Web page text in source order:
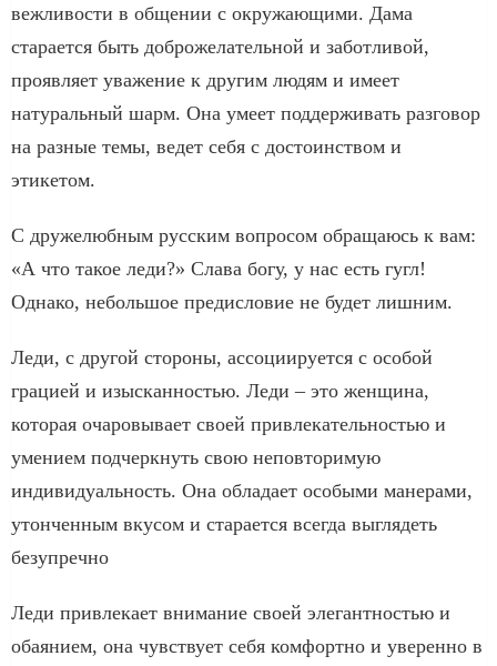
вежливости в общении с окружающими. Дама
старается быть доброжелательной и заботливой,
проявляет уважение к другим людям и имеет
натуральный шарм. Она умеет поддерживать разговор
на разные темы, ведет себя с достоинством и
этикетом.
С дружелюбным русским вопросом обращаюсь к вам:
«А что такое леди?» Слава богу, у нас есть гугл!
Однако, небольшое предисловие не будет лишним.
Леди, с другой стороны, ассоциируется с особой
грацией и изысканностью. Леди – это женщина,
которая очаровывает своей привлекательностью и
умением подчеркнуть свою неповторимую
индивидуальность. Она обладает особыми манерами,
утонченным вкусом и старается всегда выглядеть
безупречно
Леди привлекает внимание своей элегантностью и
обаянием, она чувствует себя комфортно и уверенно в